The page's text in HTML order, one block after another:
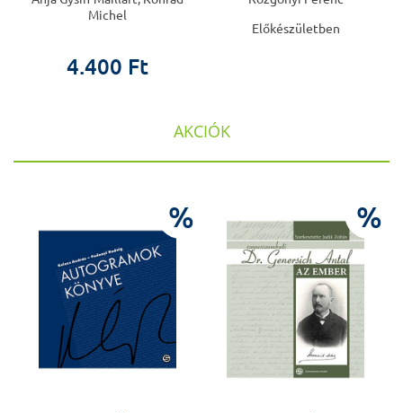
Michel
4.400 Ft
Előkészületben
AKCIÓK
% %